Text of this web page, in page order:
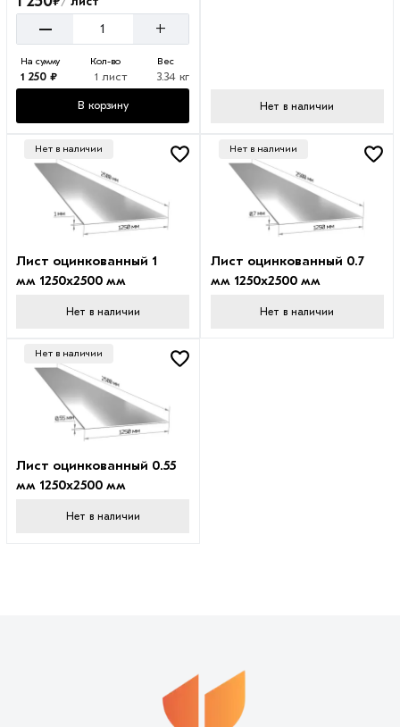
– +
На сумму
1 250 ₽
Кол-во
1 лист
Вес
3.34 кг
В корзину Нет в наличии
Нет в наличии
Лист оцинкованный 1
мм 1250х2500 мм
Нет в наличии
Нет в наличии
Лист оцинкованный 0.7
мм 1250х2500 мм
Нет в наличии
Нет в наличии
Лист оцинкованный 0.55
мм 1250х2500 мм
Нет в наличии